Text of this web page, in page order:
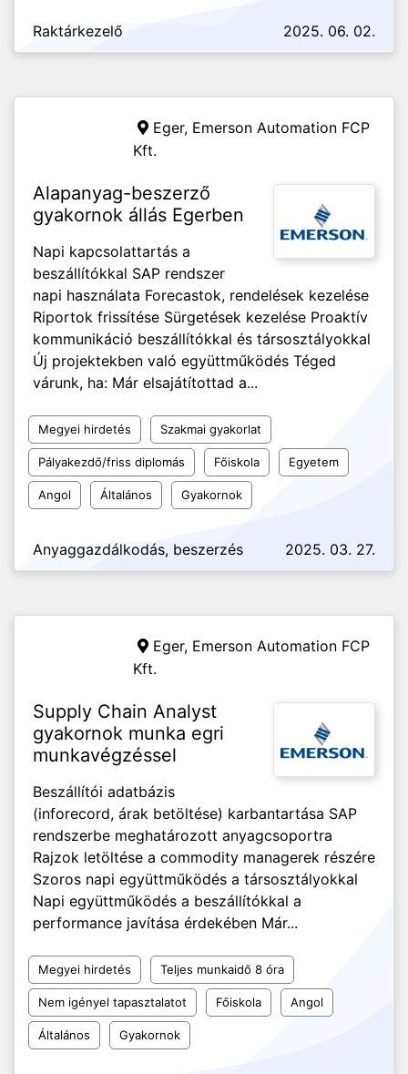
Raktárkezelő 2025. 06. 02.
Eger, Emerson Automation FCP
Kft.
Alapanyag-beszerző
gyakornok állás Egerben
Napi kapcsolattartás a
beszállítókkal SAP rendszer
napi használata Forecastok, rendelések kezelése
Riportok frissítése Sürgetések kezelése Proaktív
kommunikáció beszállítókkal és társosztályokkal
Új projektekben való együttműködés Téged
várunk, ha: Már elsajátítottad a...
Megyei hirdetés Szakmai gyakorlat
Pályakezdő/friss diplomás Főiskola Egyetem
Angol Általános Gyakornok
Anyaggazdálkodás, beszerzés 2025. 03. 27.
Eger, Emerson Automation FCP
Kft.
Supply Chain Analyst
gyakornok munka egri
munkavégzéssel
Beszállítói adatbázis
(inforecord, árak betöltése) karbantartása SAP
rendszerbe meghatározott anyagcsoportra
Rajzok letöltése a commodity managerek részére
Szoros napi együttműködés a társosztályokkal
Napi együttműködés a beszállítókkal a
performance javítása érdekében Már...
Megyei hirdetés Teljes munkaidő 8 óra
Nem igényel tapasztalatot Főiskola Angol
Általános Gyakornok